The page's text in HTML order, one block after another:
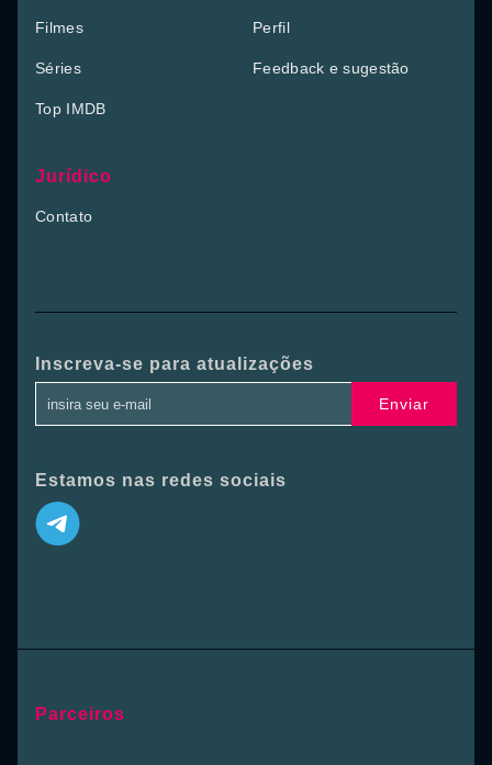
Filmes
Séries
Top IMDB
Perfil
Feedback e sugestão
Jurídico
Contato
Inscreva-se para atualizações
Enviar
Estamos nas redes sociais
Parceiros